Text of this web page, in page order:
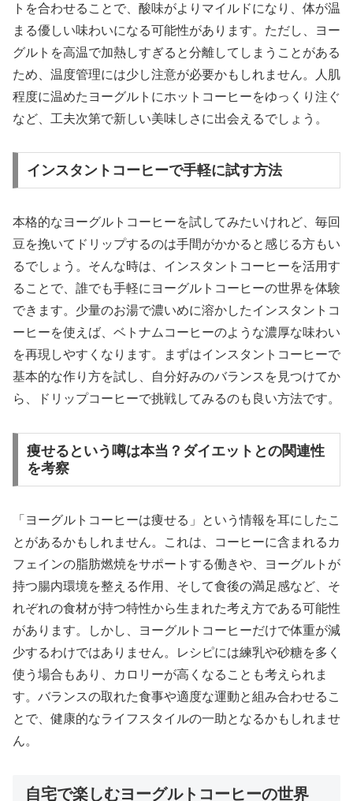
トを合わせることで、酸味がよりマイルドになり、体が温
まる優しい味わいになる可能性があります。ただし、ヨー
グルトを高温で加熱しすぎると分離してしまうことがある
ため、温度管理には少し注意が必要かもしれません。人肌
程度に温めたヨーグルトにホットコーヒーをゆっくり注ぐ
など、工夫次第で新しい美味しさに出会えるでしょう。
インスタントコーヒーで手軽に試す方法
本格的なヨーグルトコーヒーを試してみたいけれど、毎回
豆を挽いてドリップするのは手間がかかると感じる方もい
るでしょう。そんな時は、インスタントコーヒーを活用す
ることで、誰でも手軽にヨーグルトコーヒーの世界を体験
できます。少量のお湯で濃いめに溶かしたインスタントコ
ーヒーを使えば、ベトナムコーヒーのような濃厚な味わい
を再現しやすくなります。まずはインスタントコーヒーで
基本的な作り方を試し、自分好みのバランスを見つけてか
ら、ドリップコーヒーで挑戦してみるのも良い方法です。
痩せるという噂は本当？ダイエットとの関連性
を考察
「ヨーグルトコーヒーは痩せる」という情報を耳にしたこ
とがあるかもしれません。これは、コーヒーに含まれるカ
フェインの脂肪燃焼をサポートする働きや、ヨーグルトが
持つ腸内環境を整える作用、そして食後の満足感など、そ
れぞれの食材が持つ特性から生まれた考え方である可能性
があります。しかし、ヨーグルトコーヒーだけで体重が減
少するわけではありません。レシピには練乳や砂糖を多く
使う場合もあり、カロリーが高くなることも考えられま
す。バランスの取れた食事や適度な運動と組み合わせるこ
とで、健康的なライフスタイルの一助となるかもしれませ
ん。
自宅で楽しむヨーグルトコーヒーの世界